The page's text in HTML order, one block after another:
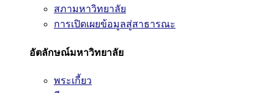
สภามหาวิทยาลัย
การเปิดเผยข้อมูลสู่สาธารณะ
อัตลักษณ์มหาวิทยาลัย
พระเกี้ยว